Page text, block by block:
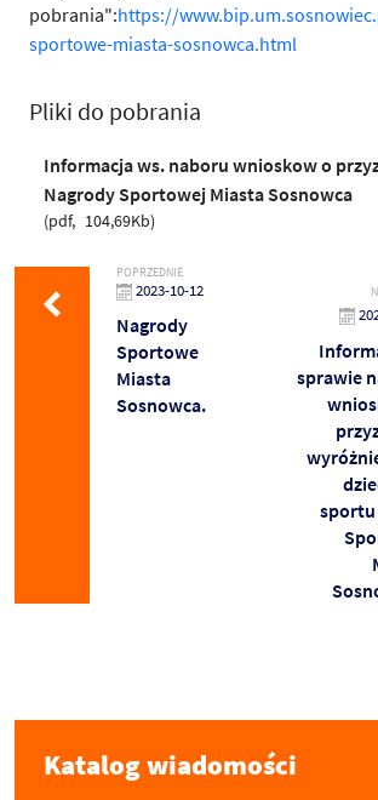
pobrania":https://
sportowe-miasta-sosnowca.html
Pliki do pobrania
Informacja ws. naboru wnioskow o
Nagrody Sportowej Miasta Sosnowca
pdf 104,69Kb
POPRZEDNIE
2023-10-12
Nagrody
Sportowe
Miasta
Sosnowca.
sprawie
Katalog wiadomości